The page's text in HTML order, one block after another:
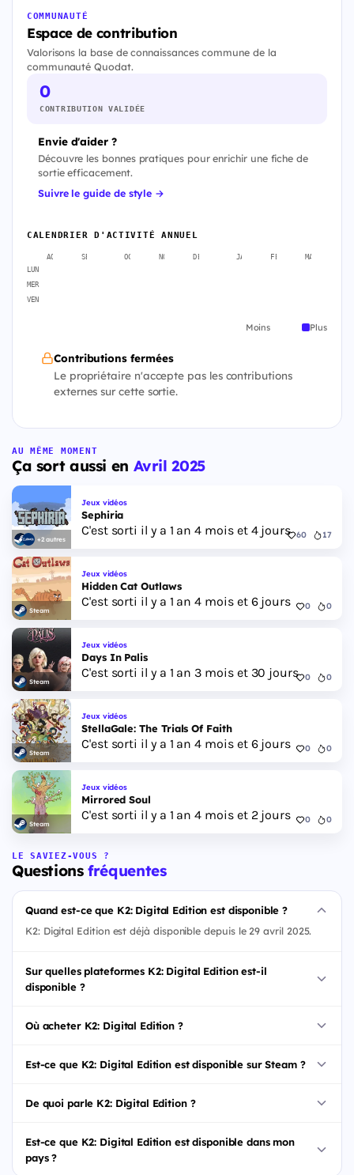
COMMUNAUTÉ
Espace de contribution
Valorisons la base de connaissances commune de la
communauté Quodat.
0
CONTRIBUTION VALIDÉE
Envie d'aider ?
Découvre les bonnes pratiques pour enrichir une fiche de
sortie efficacement.
Suivre le guide de style →
CALENDRIER D'ACTIVITÉ ANNUEL
AOÛT SEPT. OCT. NOV. DÉC. JANV. FÉVR. MARS
LUN
MER
VEN
Moins Plus
Contributions fermées
Le propriétaire n'accepte pas les contributions
externes sur cette sortie.
AU MÊME MOMENT
Ça sort aussi en Avril 2025
+2 autres
Jeux vidéos
Sephiria
C'est sorti il y a 1 an 4 mois et 4 jours 60 17
Steam
Jeux vidéos
Hidden Cat Outlaws
C'est sorti il y a 1 an 4 mois et 6 jours 0 0
Steam
Jeux vidéos
Days In Palis
C'est sorti il y a 1 an 3 mois et 30 jours 0 0
Steam
Jeux vidéos
StellaGale: The Trials Of Faith
C'est sorti il y a 1 an 4 mois et 6 jours 0 0
Steam
Jeux vidéos
Mirrored Soul
C'est sorti il y a 1 an 4 mois et 2 jours 0 0
LE SAVIEZ-VOUS ?
Questionsfréquentes
Quand est-ce que K2: Digital Edition est disponible ?
K2: Digital Edition est déjà disponible depuis le 29 avril 2025.
Sur quelles plateformes K2: Digital Edition est-il
disponible ?
Où acheter K2: Digital Edition ?
Est-ce que K2: Digital Edition est disponible sur Steam ?
De quoi parle K2: Digital Edition ?
Est-ce que K2: Digital Edition est disponible dans mon
pays ?